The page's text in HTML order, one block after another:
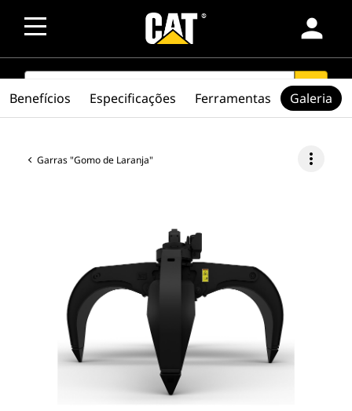
person
SEARCH search
Garras "Gomo de Laranja" more_vert
Benefícios Especificações Ferramentas Galeria